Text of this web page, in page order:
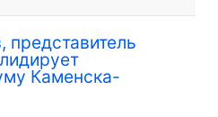
представитель
Каменска-